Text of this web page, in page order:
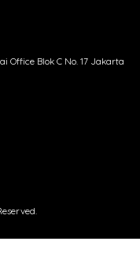
Office Blok C No. 17 Jakarta